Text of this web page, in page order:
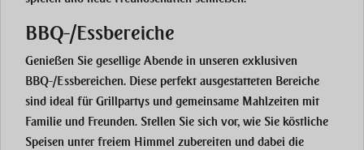
BBQ-/Essbereiche
Genießen Sie gesellige Abende in unseren exklusiven
BBQ-/Essbereichen. Diese perfekt ausgestatteten Bereiche
sind ideal für Grillpartys und gemeinsame Mahlzeiten mit
Familie und Freunden. Stellen Sie sich vor, wie Sie köstliche
Speisen unter freiem Himmel zubereiten und dabei die